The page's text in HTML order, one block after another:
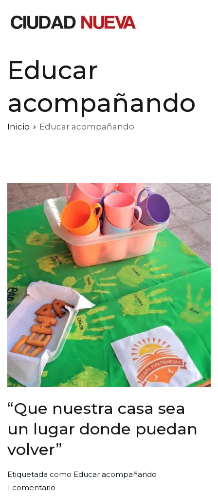
Educar
acompañando
Inicio Educar acompañando
“Que nuestra casa sea
un lugar donde puedan
volver”
Por
Redaccion
Publicada
el
Publicada
en
Etiquetada como Educar acompañando
1 comentario